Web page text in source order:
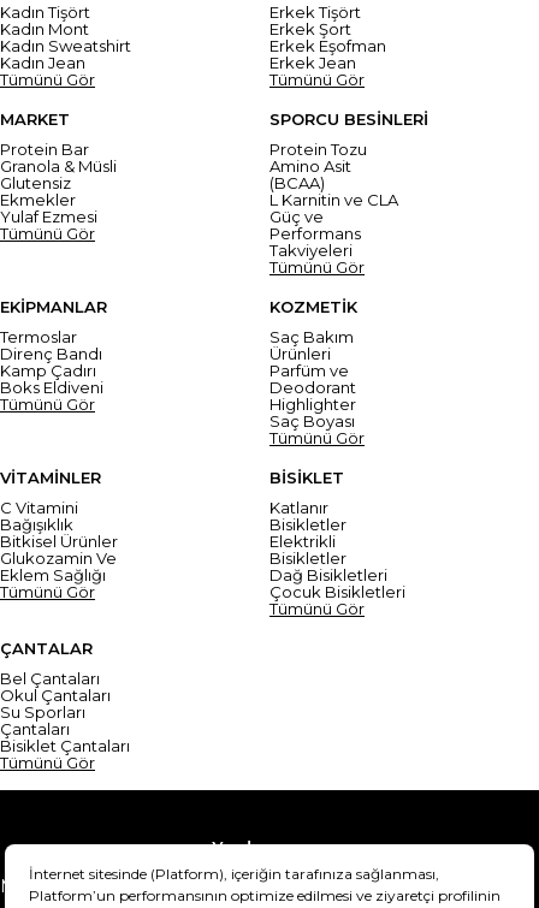
Kadın Tişört
Kadın Mont
Kadın Sweatshirt
Kadın Jean
Tümünü Gör
Erkek Tişört
Erkek Şort
Erkek Eşofman
Erkek Jean
Tümünü Gör
MARKET
Protein Bar
Granola & Müsli
Glutensiz
Ekmekler
Yulaf Ezmesi
Tümünü Gör
SPORCU BESİNLERİ
Protein Tozu
Amino Asit
(BCAA)
L Karnitin ve CLA
Güç ve
Performans
Takviyeleri
Tümünü Gör
EKİPMANLAR
Termoslar
Direnç Bandı
Kamp Çadırı
Boks Eldiveni
Tümünü Gör
KOZMETİK
Saç Bakım
Ürünleri
Parfüm ve
Deodorant
Highlighter
Saç Boyası
Tümünü Gör
VİTAMİNLER
C Vitamini
Bağışıklık
Bitkisel Ürünler
Glukozamin Ve
Eklem Sağlığı
Tümünü Gör
BİSİKLET
Katlanır
Bisikletler
Elektrikli
Bisikletler
Dağ Bisikletleri
Çocuk Bisikletleri
Tümünü Gör
ÇANTALAR
Bel Çantaları
Okul Çantaları
Su Sporları
Çantaları
Bisiklet Çantaları
Tümünü Gör
Yardım
Mesafeli Satış Sözleşmesi
Teslimat Bilgisi